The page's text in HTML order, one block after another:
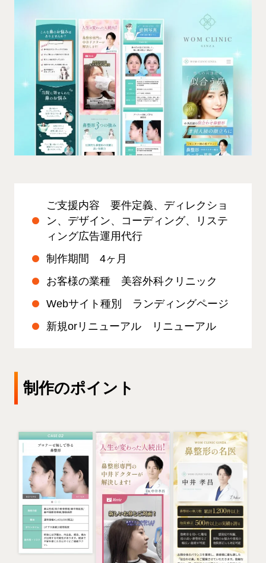
ご支援内容 要件定義、ディレクショ
ン、デザイン、コーディング、リステ
ィング広告運用代行
制作期間 4ヶ月
お客様の業種 美容外科クリニック
Webサイト種別 ランディングページ
新規orリニューアル リニューアル
制作のポイント